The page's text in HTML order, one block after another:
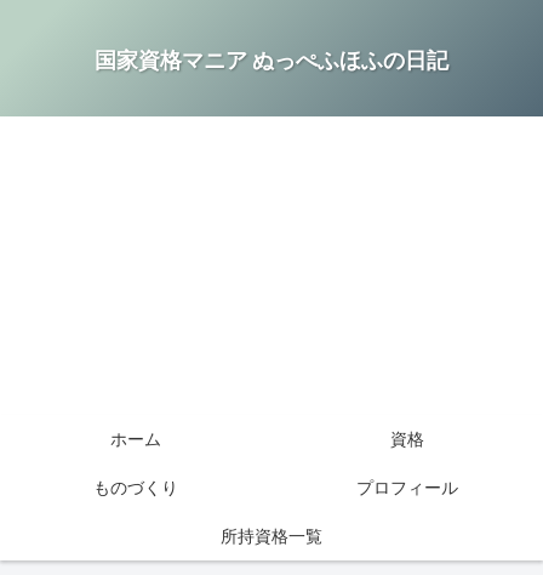
国家資格マニア ぬっぺふほふの日記
ホーム 資格
ものづくり プロフィール
所持資格一覧